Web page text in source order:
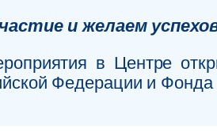
и желаем
в Центре
Федерации и